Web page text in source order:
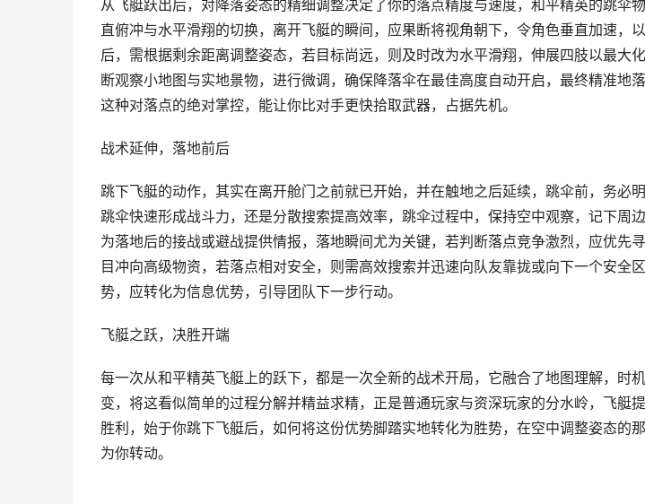
从飞艇跃出后，对降落姿态的精细调整决定了你的落点精度与速度，和平精英的跳伞
直俯冲与水平滑翔的切换，离开飞艇的瞬间，应果断将视角朝下，令角色垂直加速，
后，需根据剩余距离调整姿态，若目标尚远，则及时改为水平滑翔，伸展四肢以最大
断观察小地图与实地景物，进行微调，确保降落伞在最佳高度自动开启，最终精准地
这种对落点的绝对掌控，能让你比对手更快拾取武器，占据先机。
战术延伸，落地前后
跳下飞艇的动作，其实在离开舱门之前就已开始，并在触地之后延续，跳伞前，务必
跳伞快速形成战斗力，还是分散搜索提高效率，跳伞过程中，保持空中观察，记下周
为落地后的接战或避战提供情报，落地瞬间尤为关键，若判断落点竞争激烈，应优先
目冲向高级物资，若落点相对安全，则需高效搜索并迅速向队友靠拢或向下一个安全
势，应转化为信息优势，引导团队下一步行动。
飞艇之跃，决胜开端
每一次从和平精英飞艇上的跃下，都是一次全新的战术开局，它融合了地图理解，时
变，将这看似简单的过程分解并精益求精，正是普通玩家与资深玩家的分水岭，飞艇
胜利，始于你跳下飞艇后，如何将这份优势脚踏实地转化为胜势，在空中调整姿态的
为你转动。